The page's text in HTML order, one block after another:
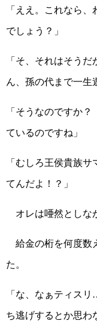
「ええ。これなら
でしょう？」
「そ、それはそう
ん、孫の代まで一生
「そうなのですか
ているのですね」
「むしろ王侯貴族
てんだよ！？」
オレは唖然としな
給金の桁を何度数
た。
「な、なぁティス
ち逃げするとか思